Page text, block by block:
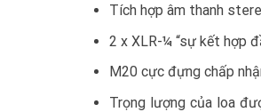
Tích hợp âm thanh
2 x XLR-¼ “sự kết hợp
M20 cực đựng chấp
Trọng lượng của loa